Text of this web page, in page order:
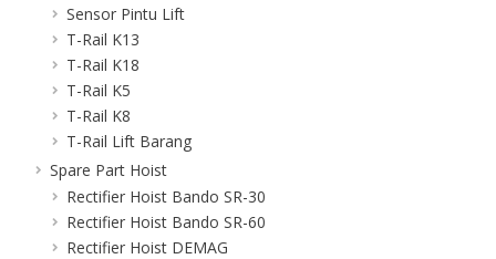
Sensor Pintu Lift
T-Rail K13
T-Rail K18
T-Rail K5
T-Rail K8
T-Rail Lift Barang
Spare Part Hoist
Rectifier Hoist Bando SR-30
Rectifier Hoist Bando SR-60
Rectifier Hoist DEMAG